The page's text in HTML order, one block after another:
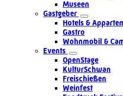
Museen
Gastgeber
Hotels &
Gastro
Wohnmobil &
Events
OpenStage
KulturSchwan
Freischießen
Weinfest